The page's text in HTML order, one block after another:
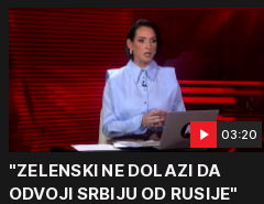
03:20
"ZELENSKI NE DOLAZI DA
ODVOJI SRBIJU OD RUSIJE"